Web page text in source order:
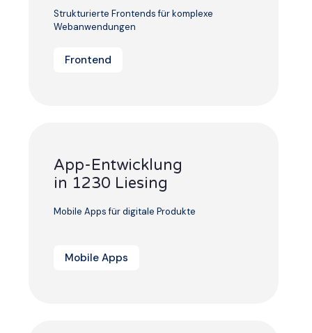
Strukturierte Frontends für komplexe
Webanwendungen
Frontend
App-Entwicklung
in 1230 Liesing
Mobile Apps für digitale Produkte
Mobile Apps